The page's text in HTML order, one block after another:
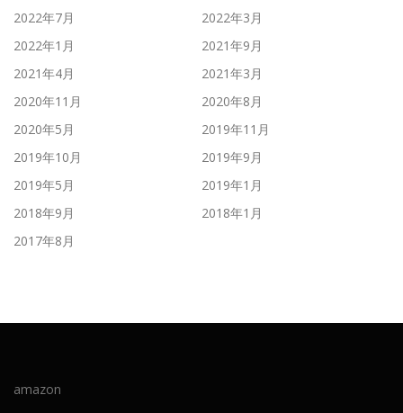
2022年7月
2022年3月
2022年1月
2021年9月
2021年4月
2021年3月
2020年11月
2020年8月
2020年5月
2019年11月
2019年10月
2019年9月
2019年5月
2019年1月
2018年9月
2018年1月
2017年8月
amazon